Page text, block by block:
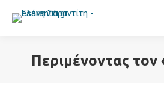
Περιμένοντας